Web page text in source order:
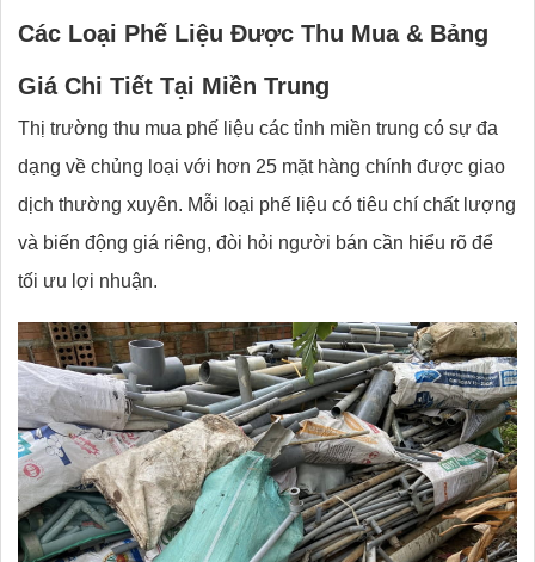
Các Loại Phế Liệu Được Thu Mua & Bảng
Giá Chi Tiết Tại Miền Trung
Thị trường thu mua phế liệu các tỉnh miền trung có sự đa
dạng về chủng loại với hơn 25 mặt hàng chính được giao
dịch thường xuyên. Mỗi loại phế liệu có tiêu chí chất lượng
và biến động giá riêng, đòi hỏi người bán cần hiểu rõ để
tối ưu lợi nhuận.